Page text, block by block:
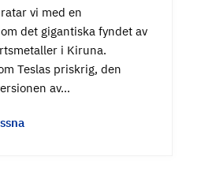
vi med en
det gigantiska fyndet av
i Kiruna.
Teslas priskrig, den
av…